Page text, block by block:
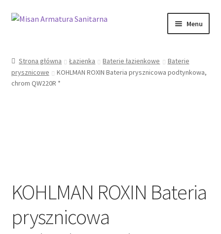
Przejdź
Przejdź
Menu
Moje konto
Strona główna Łazienka Baterie łazienkowe
Baterie
prysznicowe
KOHLMAN ROXIN Bateria prysznicowa podtynkowa,
chrom QW220R *
KOHLMAN ROXIN Bateria
prysznicowa